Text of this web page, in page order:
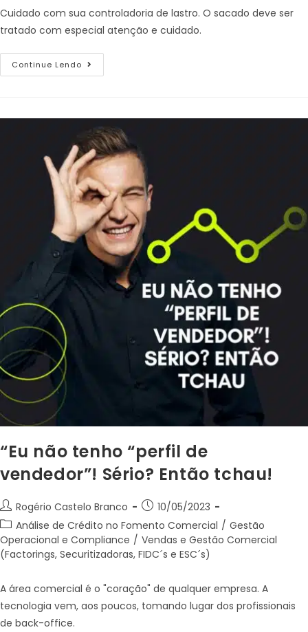
Cuidado com sua controladoria de lastro. O sacado deve ser
tratado com especial atenção e cuidado.
Continue Lendo
“Eu não tenho “perfil de
vendedor”! Sério? Então tchau!
Rogério Castelo Branco
10/05/2023
Análise de Crédito no Fomento Comercial / Gestão
Operacional e Compliance / Vendas e Gestão Comercial
(Factorings, Securitizadoras, FIDC´s e ESC´s)
A área comercial é o "coração" de qualquer empresa. A
tecnologia vem, aos poucos, tomando lugar dos profissionais
de back-office.